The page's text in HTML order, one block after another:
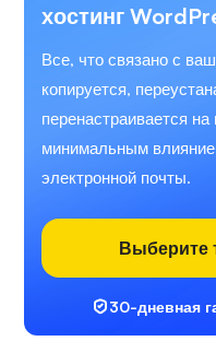
хостинг
Все, что связано с
копируется,
перенастраивается
минимальным
электронной почты.
Выберите
30-дневная